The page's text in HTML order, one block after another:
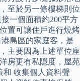
至於另一條樓梯則位
一個面積約200平方
置可讓住戶進行燒烤
島區的家庭客，是
主要因為上述單位座
房更有私隱度，屋苑
和 收集個人資料聲